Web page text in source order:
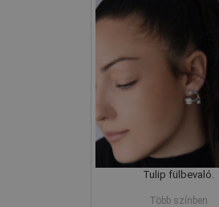
Tulip fülbevaló.
Több színben